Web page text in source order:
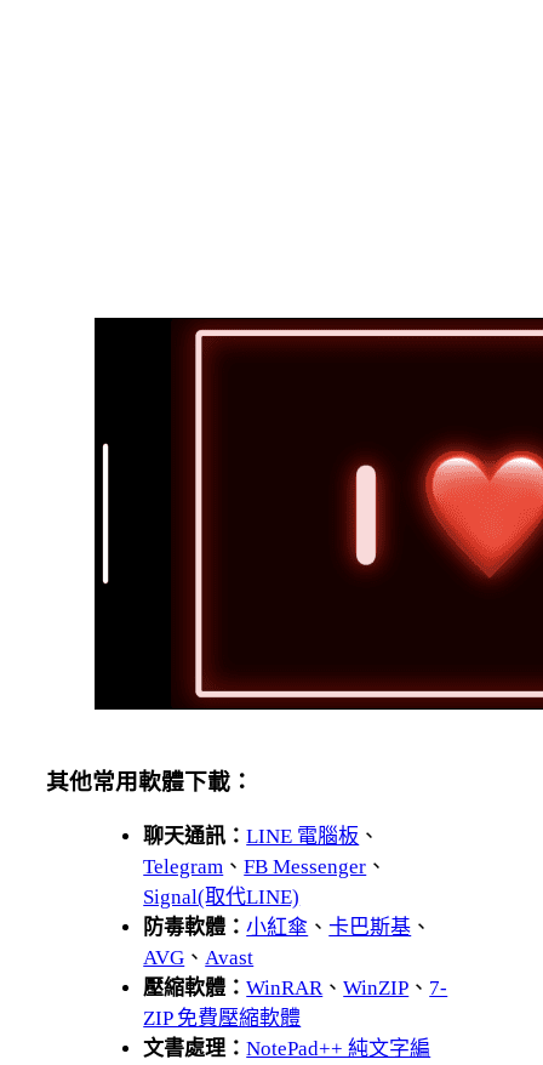
其他常用軟體下載：
聊天通訊：LINE 電腦板 、
Telegram 、FB Messenger 、
Signal(取代LINE)
防毒軟體：小紅傘 、卡巴斯基 、
AVG 、 Avast
壓縮軟體：WinRAR 、WinZIP 、 7-
ZIP 免費壓縮軟體
文書處理：NotePad++ 純文字編